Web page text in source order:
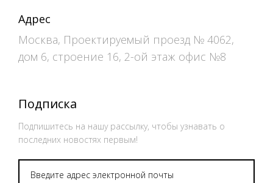
Адрес
Москва, Проектируемый проезд № 4062,
дом 6, строение 16, 2-ой этаж офис №8
Подписка
Подпишитесь на нашу рассылку, чтобы узнавать о
последних новостях первым!